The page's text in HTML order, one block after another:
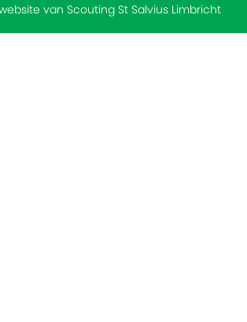
van Scouting St Salvius Limbricht